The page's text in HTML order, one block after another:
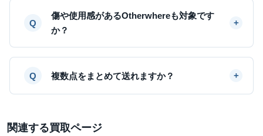
傷や使用感があるOtherwhereも対象です
か？
複数点をまとめて送れますか？
関連する買取ページ